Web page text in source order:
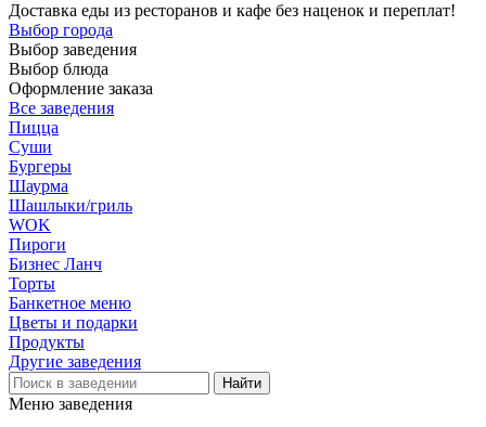
Доставка еды из ресторанов и кафе без наценок и переплат!
Выбор города
Выбор заведения
Выбор блюда
Оформление заказа
Все заведения
Пицца
Суши
Бургеры
Шаурма
Шашлыки/гриль
WOK
Пироги
Бизнес Ланч
Торты
Банкетное меню
Цветы и подарки
Продукты
Другие заведения
Меню заведения